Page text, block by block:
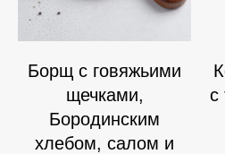
Борщ с говяжьими
щечками,
Бородинским
хлебом, салом и
с